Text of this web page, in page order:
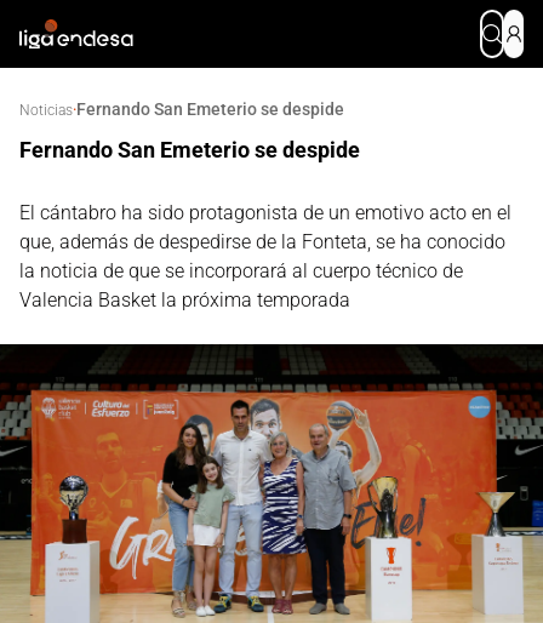
Noticias·Fernando San Emeterio se despide
Fernando San Emeterio se despide
El cántabro ha sido protagonista de un emotivo acto en el
que, además de despedirse de la Fonteta, se ha conocido
la noticia de que se incorporará al cuerpo técnico de
Valencia Basket la próxima temporada